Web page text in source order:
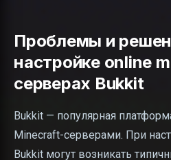
Проблемы и
настройке online
серверах Bukkit
Bukkit — популярная
Minecraft-серверами. При
Bukkit могут возникать